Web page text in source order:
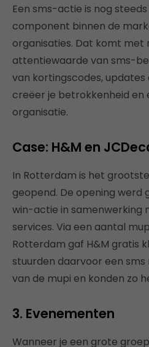
Een sms-actie is nog
component binnen de
organisaties. Dat komt met
attentiewaarde van sms-
van kortingscodes,
creëer je betrokkenheid en
organisatie.
Case: H&M en
In Rotterdam is het
geopend. De opening werd
win-actie in samenwerking
services. Via een aantal
Rotterdam gaf H&M gratis
stuurden daarvoor een
van de mupi en konden zo
3. Evenementen
Wanneer je een grote